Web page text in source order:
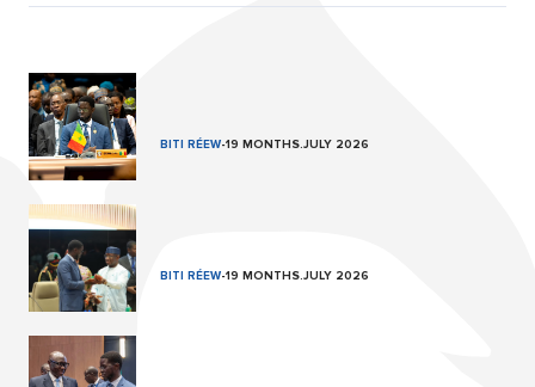
BITI RÉEW-19 MONTHS.JULY 2026
BITI RÉEW-19 MONTHS.JULY 2026